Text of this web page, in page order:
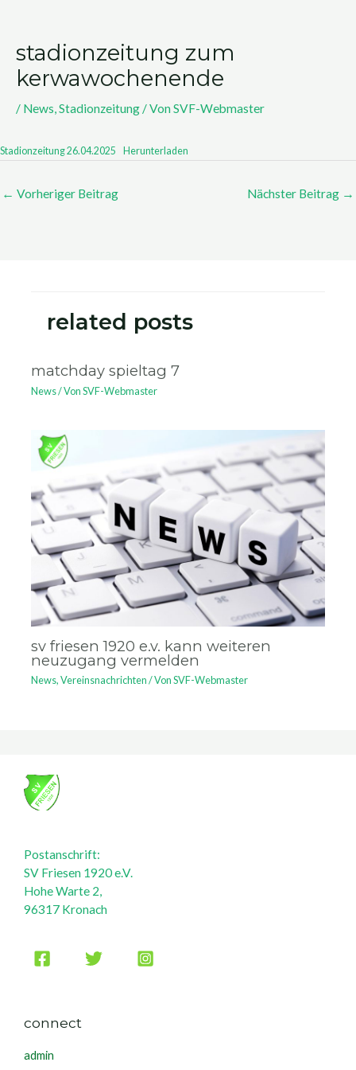
stadionzeitung zum
kerwawochenende
/ News,Stadionzeitung / VonSVF-Webmaster
Stadionzeitung 26.04.2025 Herunterladen
← Vorheriger Beitrag Nächster Beitrag →
related posts
matchday spieltag 7
News/ VonSVF-Webmaster
sv friesen 1920 e.v. kann weiteren
neuzugang vermelden
News,Vereinsnachrichten/ VonSVF-Webmaster
Postanschrift:
SV Friesen 1920 e.V.
Hohe Warte 2,
96317 Kronach
connect
admin